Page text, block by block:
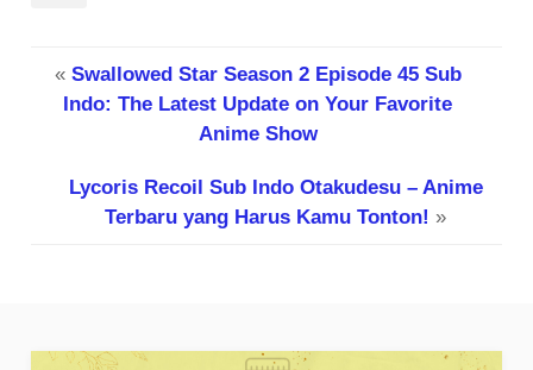
« Swallowed Star Season 2 Episode 45 Sub
Indo: The Latest Update on Your Favorite
Anime Show
Lycoris Recoil Sub Indo Otakudesu – Anime
Terbaru yang Harus Kamu Tonton! »